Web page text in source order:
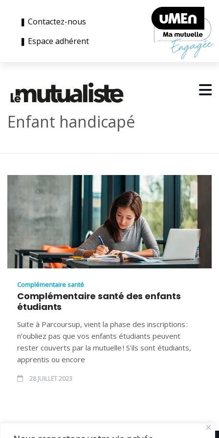
❚ Contactez-nous
❚ Espace adhérent
Enfant handicapé
Complémentaire santé
Complémentaire santé des enfants
étudiants
Suite à Parcoursup, vient la phase des inscriptions :
n’oubliez pas que vos enfants étudiants peuvent
rester couverts par la mutuelle ! S’ils sont étudiants,
apprentis ou encore
28 JUILLET 2023